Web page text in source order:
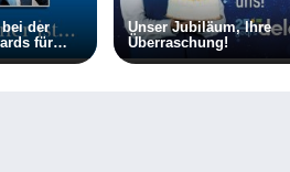
bei der
für
Unser Jubiläum, Ihre
Überraschung!